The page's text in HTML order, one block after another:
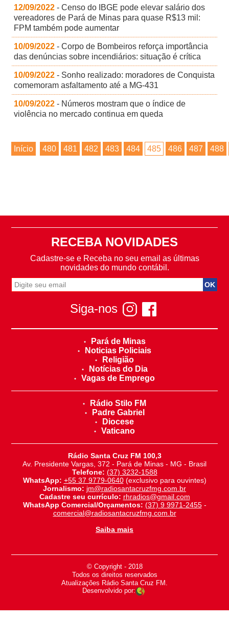
12/09/2022 - Censo do IBGE pode elevar salário dos
vereadores de Pará de Minas para quase R$13 mil:
FPM também pode aumentar
10/09/2022 - Corpo de Bombeiros reforça importância
das denúncias sobre incendiários: situação é crítica
10/09/2022 - Sonho realizado: moradores de Conquista
comemoram asfaltamento até a MG-431
10/09/2022 - Números mostram que o índice de
violência no mercado continua em queda
Início 480 481 482 483 484 485 486 487 488
RECEBA NOVIDADES
Cadastre-se e Receba no seu email as últimas
novidades do mundo contábil.
Siga-nos
Pará de Minas
Noticias Policiais
Religião
Notícias do Dia
Vagas de Emprego
Rádio Stilo FM
Padre Gabriel
Diocese
Vaticano
Rádio Santa Cruz FM 100,3
Av. Presidente Vargas, 372 - Pará de Minas - MG - Brasil
Telefone: (37) 3232-1588
WhatsApp: +55 37 9779-0640(exclusivo para ouvintes)
Jornalismo: jm@radiosantacruzfmg.com.br
Cadastre seu currículo: rhradios@gmail.com
WhatsApp Comercial/Orçamentos: (37) 9 9971-2455-
comercial@radiosantacruzfmg.com.br
Saiba mais
© Copyright - 2018
-
Todos os direitos reservados
-
Atualizações Rádio Santa Cruz FM.
Desenvolvido por: